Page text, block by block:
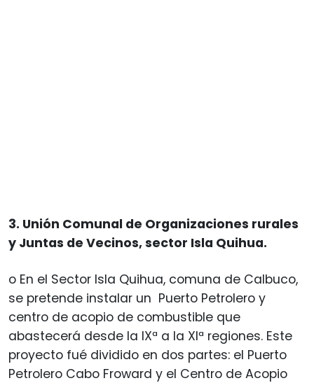
3. Unión Comunal de Organizaciones rurales
y Juntas de Vecinos, sector Isla Quihua.
o En el Sector Isla Quihua, comuna de Calbuco,
se pretende instalar un Puerto Petrolero y
centro de acopio de combustible que
abastecerá desde la IXª a la XIª regiones. Este
proyecto fué dividido en dos partes: el Puerto
Petrolero Cabo Froward y el Centro de Acopio